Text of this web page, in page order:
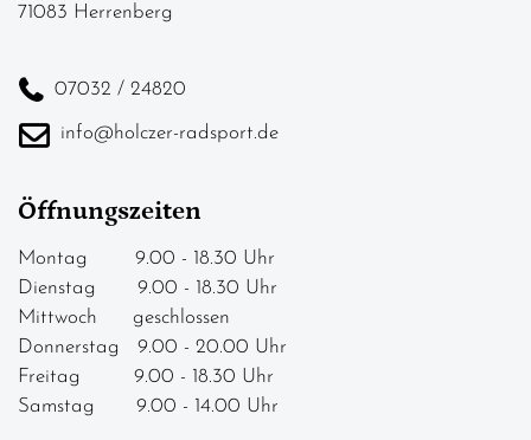
71083 Herrenberg
07032 / 24820
info@holczer-radsport.de
Öffnungszeiten
Montag 9.00 - 18.30 Uhr
Dienstag 9.00 - 18.30 Uhr
Mittwoch geschlossen
Donnerstag 9.00 - 20.00 Uhr
Freitag 9.00 - 18.30 Uhr
Samstag 9.00 - 14.00 Uhr